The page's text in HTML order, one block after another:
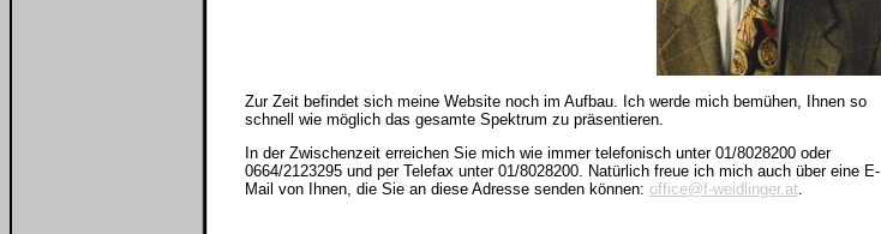
Zur Zeit befindet sich meine Website noch im Aufbau. Ich werde mich bemühen, Ihnen so
schnell wie möglich das gesamte Spektrum zu präsentieren.
In der Zwischenzeit erreichen Sie mich wie immer telefonisch unter 01/8028200 oder
0664/2123295 und per Telefax unter 01/8028200. Natürlich freue ich mich auch über eine E-
Mail von Ihnen, die Sie an diese Adresse senden können: office@f-weidlinger.at